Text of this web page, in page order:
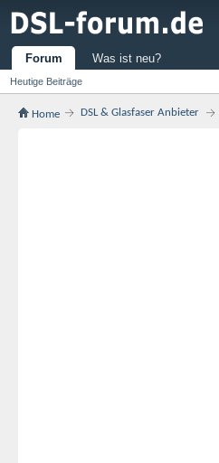
Forum
Heutige Beiträge
Was ist neu?
Home DSL & Glasfaser Anbieter